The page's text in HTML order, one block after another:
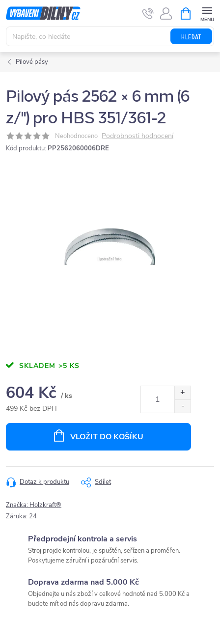
Přejít
na
obsah
HLEDAT
NÁKUPNÍ
KOŠÍK
Pilové pásy
Pilový pás 2562 × 6 mm (6
z/") pro HBS 351/361-2
Neohodnoceno Podrobnosti hodnocení
Kód produktu: PP2562060006DRE
SKLADEM >5 KS
604 Kč / ks
499 Kč bez DPH
VLOŽIT DO KOŠÍKU
Dotaz k produktu Sdílet
Značka: Holzkraft®
Záruka: 24
Předprodejní kontrola a servis
Stroj projde kontrolou, je spuštěn, seřízen a proměřen.
Poskytujeme záruční i pozáruční servis.
Doprava zdarma nad 5.000 Kč
Objednejte u nás zboží v celkové hodnotě nad 5.000 Kč a
budete mít od nás dopravu zdarma.